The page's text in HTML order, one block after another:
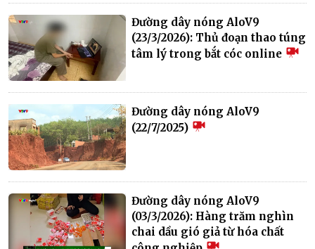
Đường dây nóng AloV9
(23/3/2026): Thủ đoạn thao túng
tâm lý trong bắt cóc online
Đường dây nóng AloV9
(22/7/2025)
Đường dây nóng AloV9
(03/3/2026): Hàng trăm nghìn
chai dầu gió giả từ hóa chất